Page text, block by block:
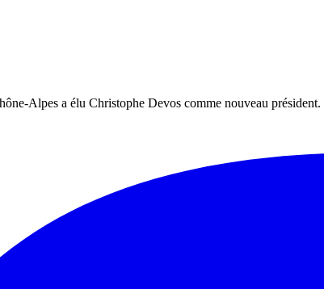
Alpes a élu Christophe Devos comme nouveau président.